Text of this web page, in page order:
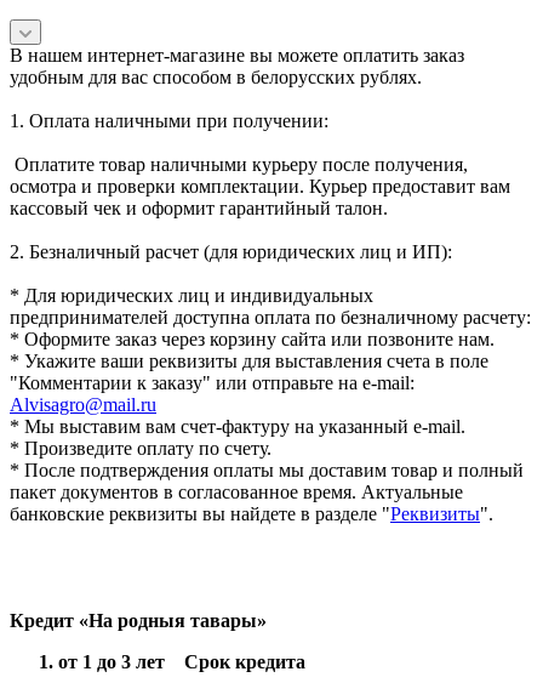
В нашем интернет-магазине вы можете оплатить заказ
удобным для вас способом в белорусских рублях.
1. Оплата наличными при получении:
Оплатите товар наличными курьеру после получения,
осмотра и проверки комплектации. Курьер предоставит вам
кассовый чек и оформит гарантийный талон.
2. Безналичный расчет (для юридических лиц и ИП):
* Для юридических лиц и индивидуальных
предпринимателей доступна оплата по безналичному расчету:
* Оформите заказ через корзину сайта или позвоните нам.
* Укажите ваши реквизиты для выставления счета в поле
"Комментарии к заказу" или отправьте на e-mail:
Alvisagro@mail.ru
* Мы выставим вам счет-фактуру на указанный e-mail.
* Произведите оплату по счету.
* После подтверждения оплаты мы доставим товар и полный
пакет документов в согласованное время. Актуальные
банковские реквизиты вы найдете в разделе "Реквизиты".
Кредит «На родныя тавары»
от 1 до 3 лет Срок кредита